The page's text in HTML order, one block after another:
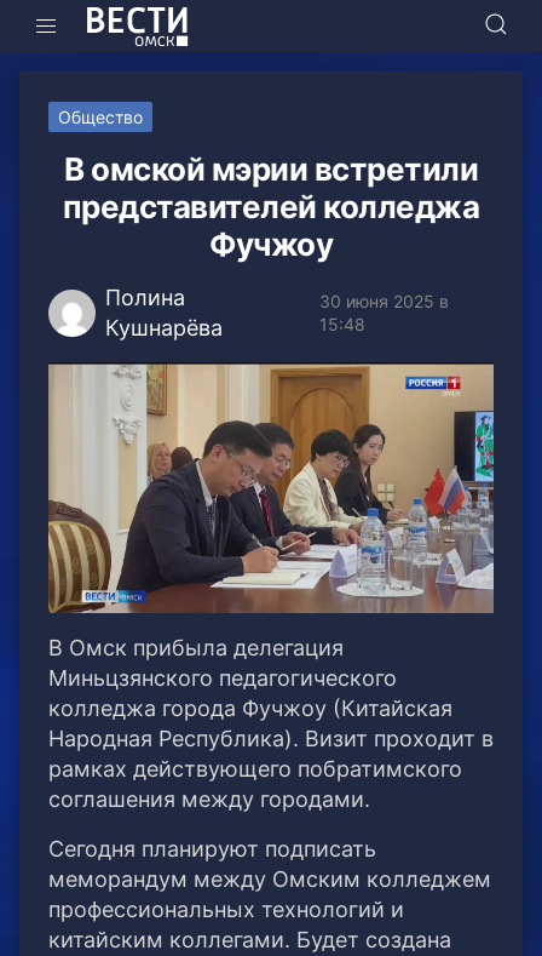
Общество
В омской мэрии встретили
представителей колледжа
Фучжоу
Полина
Кушнарёва
30 июня 2025 в
15:48
В Омск прибыла делегация
Миньцзянского педагогического
колледжа города Фучжоу (Китайская
Народная Республика). Визит проходит в
рамках действующего побратимского
соглашения между городами.
Сегодня планируют подписать
меморандум между Омским колледжем
профессиональных технологий и
китайским коллегами. Будет создана